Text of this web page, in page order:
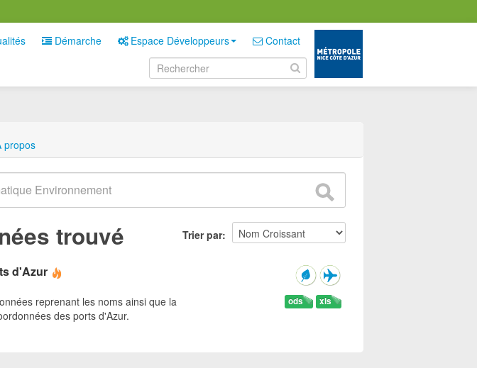
Démarche Espace Développeurs Contact
propos
Trier par
trouvé
d'Azur
xls
ods
reprenant les noms ainsi que la
des ports d'Azur.